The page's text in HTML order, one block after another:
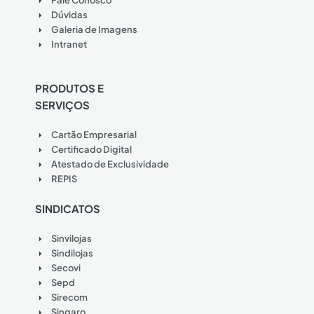
Dúvidas
Galeria de Imagens
Intranet
PRODUTOS E
SERVIÇOS
Cartão Empresarial
Certificado Digital
Atestado de Exclusividade
REPIS
SINDICATOS
Sinvilojas
Sindilojas
Secovi
Sepd
Sirecom